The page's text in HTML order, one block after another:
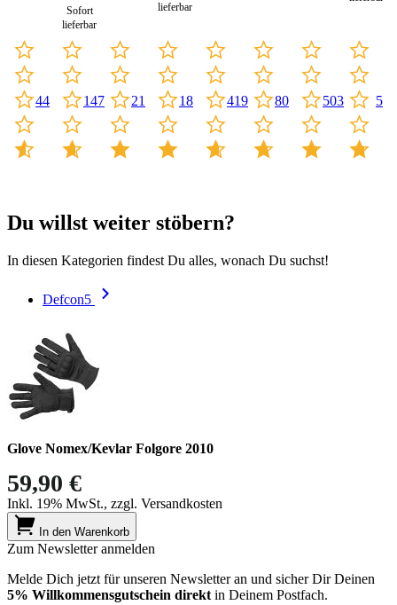
44
Sofort
lieferbar
147 21
lieferbar
18 419 80 503 5
Du willst weiter stöbern?
In diesen Kategorien findest Du alles, wonach Du suchst!
Defcon5
Glove Nomex/Kevlar Folgore 2010
59,90 €
Inkl. 19% MwSt., zzgl. Versandkosten
In den Warenkorb
Zum Newsletter anmelden
Melde Dich jetzt für unseren Newsletter an und sicher Dir Deinen
5% Willkommensgutschein direkt in Deinem Postfach.